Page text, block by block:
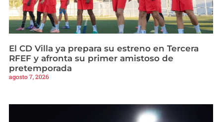
El CD Villa ya prepara su estreno en Tercera
RFEF y afronta su primer amistoso de
pretemporada
agosto 7, 2026